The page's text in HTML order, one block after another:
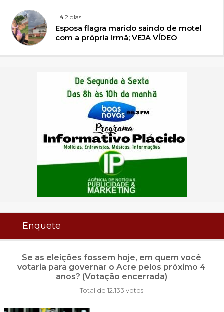
Há 2 dias
Esposa flagra marido saindo de motel
com a própria irmã; VEJA VÍDEO
Enquete
Se as eleições fossem hoje, em quem você
votaria para governar o Acre pelos próximo 4
anos? (Votação encerrada)
Total de 12.133 votos